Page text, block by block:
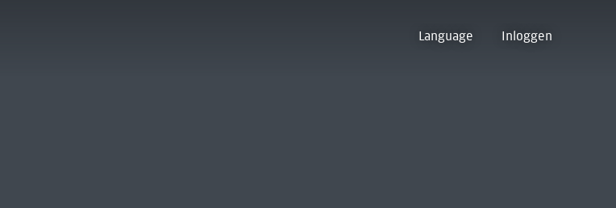
Language Inloggen